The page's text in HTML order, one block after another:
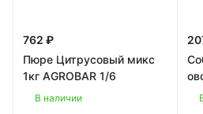
762 ₽
Пюре Цитрусовый микс
1кг AGROBAR 1/6
В наличии